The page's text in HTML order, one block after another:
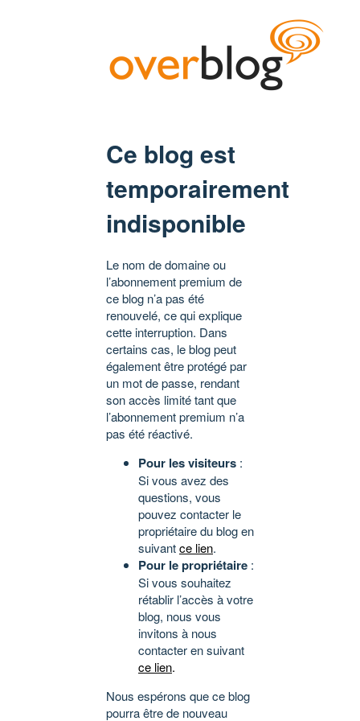
Ce blog est
temporairement
indisponible
Le nom de domaine ou
l’abonnement premium de
ce blog n’a pas été
renouvelé, ce qui explique
cette interruption. Dans
certains cas, le blog peut
également être protégé par
un mot de passe, rendant
son accès limité tant que
l’abonnement premium n’a
pas été réactivé.
Pour les visiteurs :
Si vous avez des
questions, vous
pouvez contacter le
propriétaire du blog en
suivantce lien.
Pour le propriétaire :
Si vous souhaitez
rétablir l’accès à votre
blog, nous vous
invitons à nous
contacter en suivant
ce lien.
Nous espérons que ce blog
pourra être de nouveau